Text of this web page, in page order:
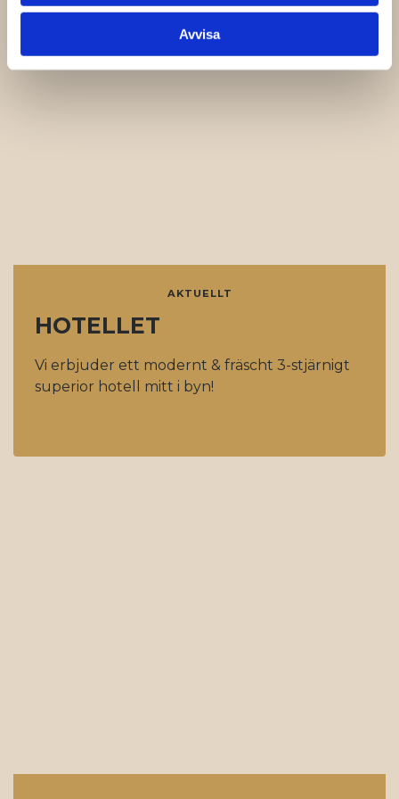
Avvisa
AKTUELLT
HOTELLET
Vi erbjuder ett modernt & fräscht 3-stjärnigt
superior hotell mitt i byn!